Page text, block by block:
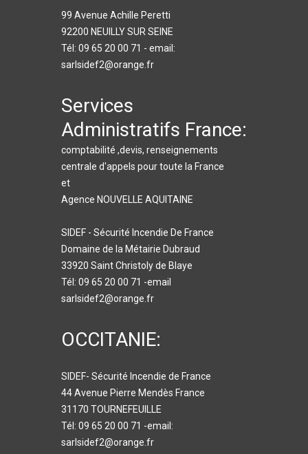
99 Avenue Achille Peretti
92200 NEUILLY SUR SEINE
Tél: 09 65 20 00 71 - email:
sarlsidef2@orange.fr
Services
Administratifs France:
comptabilité ,devis, renseignements
centrale d'appels pour toute la France
et
Agence NOUVELLE AQUITAINE
SIDEF - Sécurité Incendie De France
Domaine de la Métairie Dubraud
33920 Saint Christoly de Blaye
Tél: 09 65 20 00 71 -email
sarlsidef2@orange.fr
OCCITANIE:
SIDEF- Sécurité Incendie de France
44 Avenue Pierre Mendès France
31170 TOURNEFEUILLE
Tél: 09 65 20 00 71 -email:
sarlsidef2@orange.fr